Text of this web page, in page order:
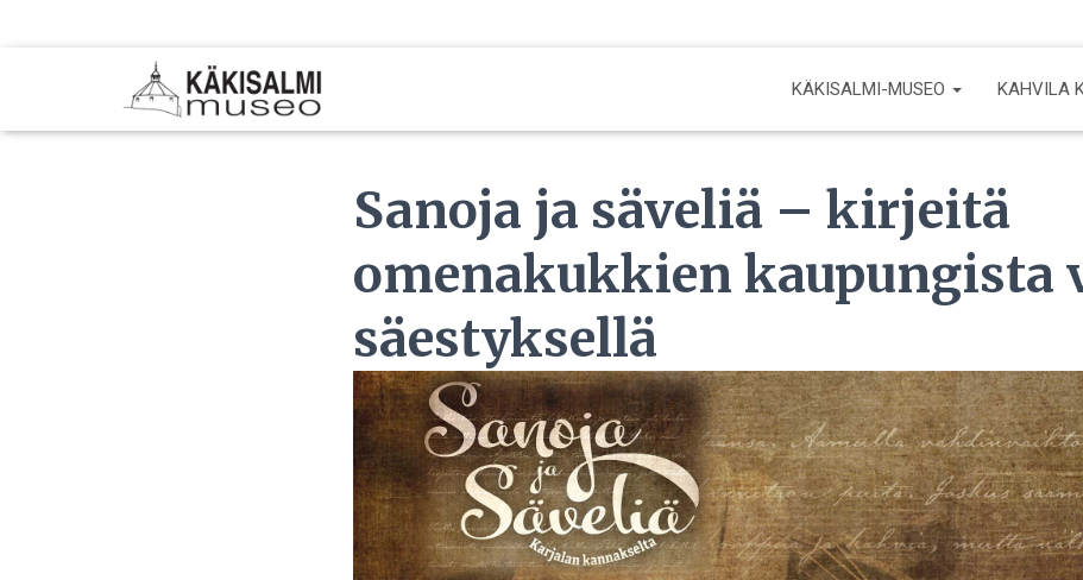
KÄKISALMI-MUSEO KAHVILA
Sanoja ja säveliä – kirjeitä
omenakukkien kaupungista
säestyksellä